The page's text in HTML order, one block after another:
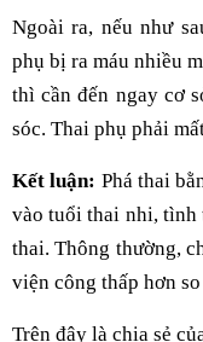
Ngoài ra, nếu như
phụ bị ra máu nhiều
thì cần đến ngay cơ
sóc. Thai phụ phải
Kết luận: Phá thai
vào tuổi thai nhi, tình
thai. Thông thường,
viện công thấp hơn
Trên đây là chia sẻ